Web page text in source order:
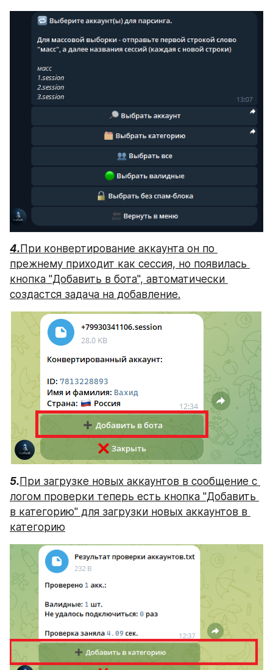
4.При конвертирование аккаунта он по
прежнему приходит как сессия, но появилась
кнопка "Добавить в бота", автоматически
создастся задача на добавление.
5.При загрузке новых аккаунтов в сообщение с
логом проверки теперь есть кнопка "Добавить
в категорию" для загрузки новых аккаунтов в
категорию